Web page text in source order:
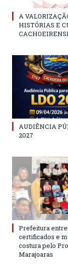
A
HISTÓRIAS E
AUDIÊNCIA
2027
Prefeitura
certificados e
costura pelo
Marajoaras